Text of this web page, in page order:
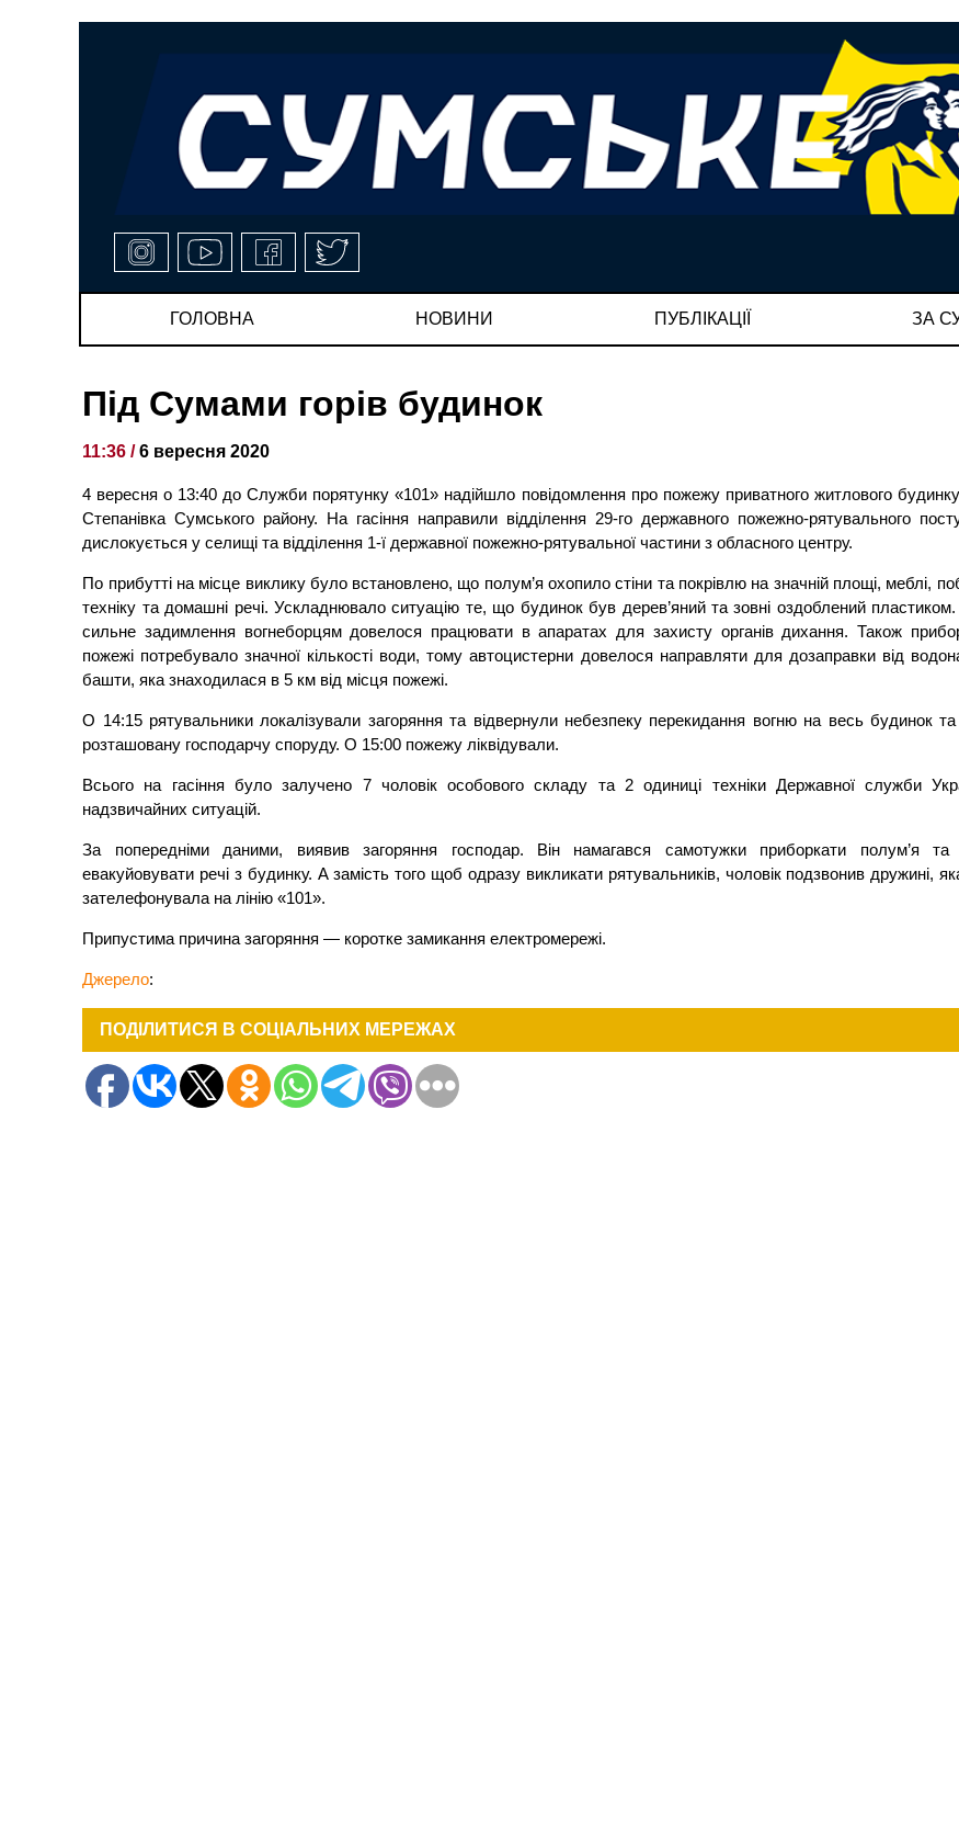
ГОЛОВНА НОВИНИ ПУБЛІКАЦІЇ ЗА
Під Сумами горів будинок
11:36 /6 вересня 2020
4 вересня о 13:40 до Служби порятунку «101» надійшло повідомлення про пожежу приватного житлового
Степанівка Сумського району. На гасіння направили відділення 29-го державного пожежно-рятувального
дислокується у селищі та відділення 1-ї державної пожежно-рятувальної частини з обласного центру.
По прибутті на місце виклику було встановлено, що полум’я охопило стіни та покрівлю на значній площі, меблі,
техніку та домашні речі. Ускладнювало ситуацію те, що будинок був дерев’яний та зовні оздоблений
сильне задимлення вогнеборцям довелося працювати в апаратах для захисту органів дихання. Також
пожежі потребувало значної кількості води, тому автоцистерни довелося направляти для дозаправки від
башти, яка знаходилася в 5 км від місця пожежі.
О 14:15 рятувальники локалізували загоряння та відвернули небезпеку перекидання вогню на весь будинок
розташовану господарчу споруду. О 15:00 пожежу ліквідували.
Всього на гасіння було залучено 7 чоловік особового складу та 2 одиниці техніки Державної служби
надзвичайних ситуацій.
За попередніми даними, виявив загоряння господар. Він намагався самотужки приборкати полум’я та
евакуйовувати речі з будинку. Азамість того щоб одразу викликати рятувальників, чоловік подзвонив дружині,
зателефонувала на лінію «101».
Припустима причина загоряння — коротке замикання електромережі.
Джерело:
ПОДІЛИТИСЯ В СОЦІАЛЬНИХ МЕРЕЖАХ